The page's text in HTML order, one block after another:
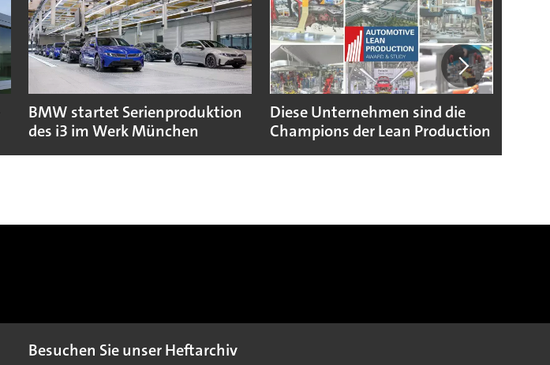
BMW startet Serienproduktion
des i3 im Werk München
Diese Unternehmen sind die
Champions der Lean Production
Besuchen Sie unser Heftarchiv